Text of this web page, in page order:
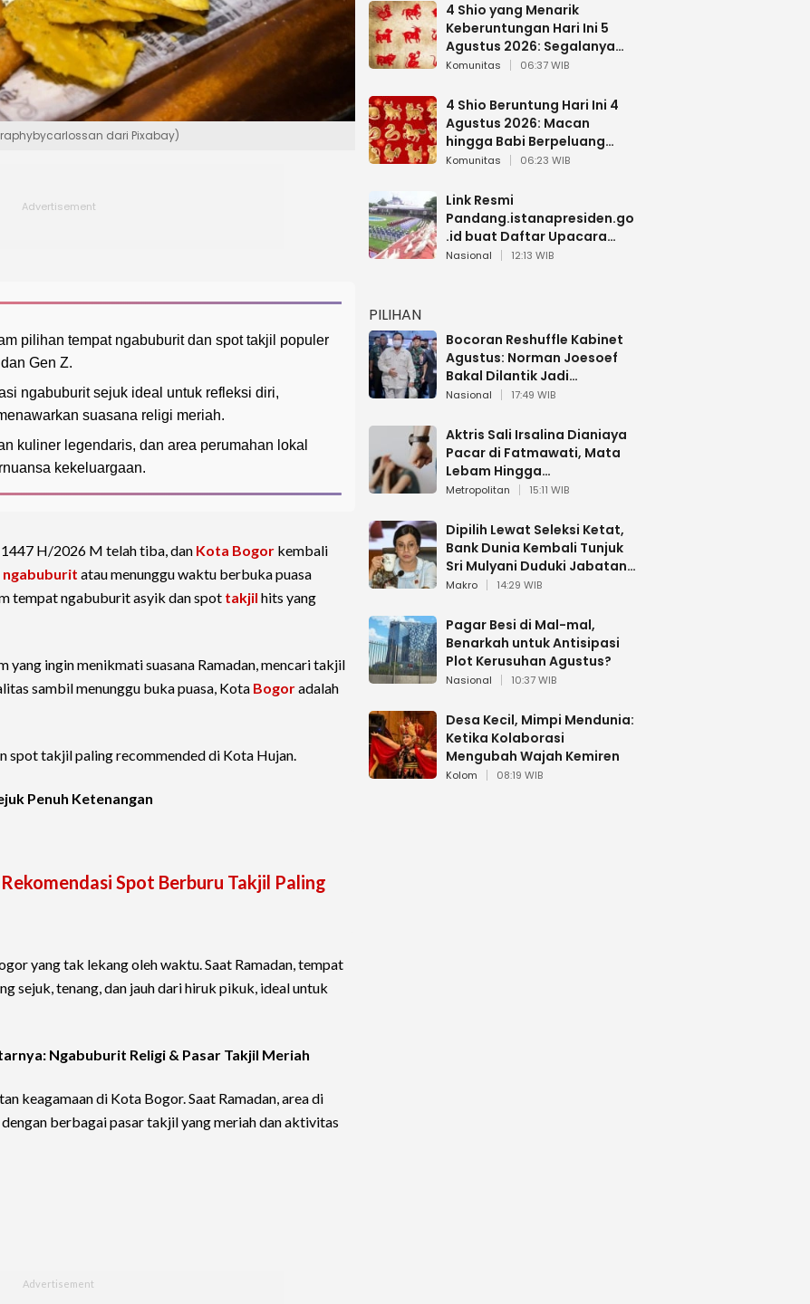
dari Pixabay)
pilihan tempat ngabuburit dan spot takjil populer
Gen Z.
ngabuburit sejuk ideal untuk refleksi diri,
suasana religi meriah.
kuliner legendaris, dan area perumahan lokal
kekeluargaan.
1447 H/2026 M telah tiba, dan Kota Bogor kembali
ngabuburit atau menunggu waktu berbuka puasa
tempat ngabuburit asyik dan spot takjil hits yang
yang ingin menikmati suasana Ramadan, mencari takjil
sambil menunggu buka puasa, Kota Bogoradalah
spot takjil paling recommended di Kota Hujan.
Penuh Ketenangan
Spot Berburu Takjil Paling
yang tak lekang oleh waktu. Saat Ramadan, tempat
sejuk, tenang, dan jauh dari hiruk pikuk, ideal untuk
Ngabuburit Religi & Pasar Takjil Meriah
keagamaan di Kota Bogor. Saat Ramadan, area di
berbagai pasar takjil yang meriah dan aktivitas
4 Shio yang Menarik
Keberuntungan Hari Ini 5
Agustus 2026: Segalanya
Berjalan Lancar
Komunitas 06:37 WIB
4 Shio Beruntung Hari Ini 4
Agustus 2026: Macan
hingga Babi Berpeluang
Dapat Kabar Baik
Komunitas 06:23 WIB
Link Resmi
Pandang.istanapresiden.go
.id buat Daftar Upacara
Bendera HUT RI di Istana
Nasional 12:13 WIB
PILIHAN
Bocoran Reshuffle Kabinet
Agustus: Norman Joesoef
Bakal Dilantik Jadi
Wamenhan RI
Nasional 17:49 WIB
Aktris Sali Irsalina Dianiaya
Pacar di Fatmawati, Mata
Lebam Hingga
Diselamatkan Polantas
Metropolitan 15:11 WIB
Dipilih Lewat Seleksi Ketat,
Bank Dunia Kembali Tunjuk
Sri Mulyani Duduki Jabatan
Strategis
Makro 14:29 WIB
Pagar Besi di Mal-mal,
Benarkah untuk Antisipasi
Plot Kerusuhan Agustus?
Nasional 10:37 WIB
Desa Kecil, Mimpi Mendunia:
Ketika Kolaborasi
Mengubah Wajah Kemiren
Kolom 08:19 WIB